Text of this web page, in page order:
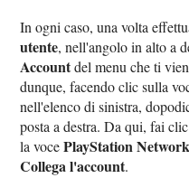
In ogni caso, una volta
utente, nell'angolo in alto a
Accountdel menu che ti
dunque, facendo clic sulla
nell'elenco di sinistra,
posta a destra. Da qui, fai
la vocePlayStation Network
Collega l'account.